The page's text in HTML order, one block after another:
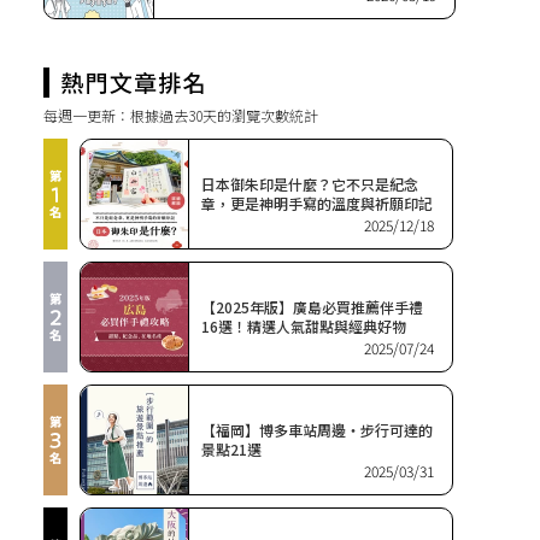
每週一更新：根據過去30天的瀏覽次數統計
日本御朱印是什麼？它不只是紀念
章，更是神明手寫的溫度與祈願印記
2025/12/18
【2025年版】廣島必買推薦伴手禮
16選！精選人氣甜點與經典好物
2025/07/24
【福岡】博多車站周邊・步行可達的
景點21選
2025/03/31